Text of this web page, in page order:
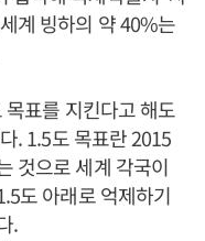
계 빙하의 약 40%는
표를 지킨다고 해도
. 1.5도 목표란 2015
것으로 세계 각국이
도 아래로 억제하기
.